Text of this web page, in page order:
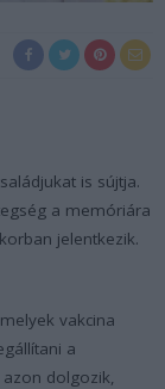
is sújtja.
a memóriára
jelentkezik.
vakcina
a
azon dolgozik,